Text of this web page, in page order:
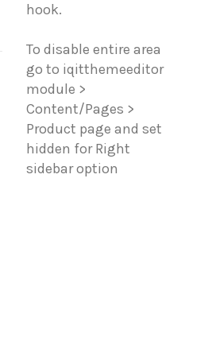
hook.
To disable entire area
go to iqitthemeeditor
module >
Content/Pages >
Product page and set
hidden for Right
sidebar option